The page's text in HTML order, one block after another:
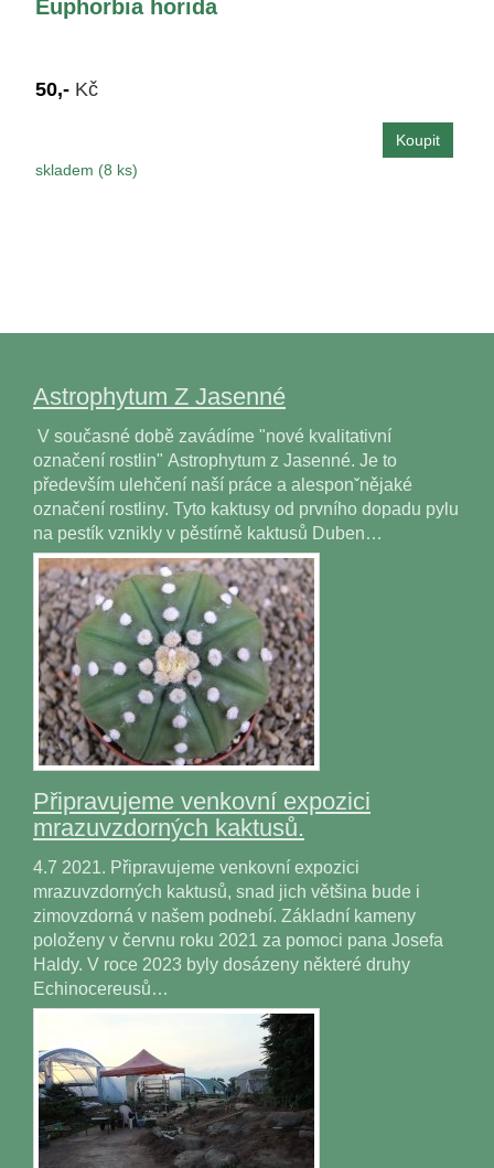
Euphorbia horida
50,- Kč
skladem (8 ks)
Astrophytum Z Jasenné
V současné době zavádíme "nové kvalitativní
označení rostlin" Astrophytum z Jasenné. Je to
především ulehčení naší práce a alesponˇnějaké
označení rostliny. Tyto kaktusy od prvního dopadu pylu
na pestík vznikly v pěstírně kaktusů Duben…
Připravujeme venkovní expozici
mrazuvzdorných kaktusů.
4.7 2021. Připravujeme venkovní expozici
mrazuvzdorných kaktusů, snad jich většina bude i
zimovzdorná v našem podnebí. Základní kameny
položeny v červnu roku 2021 za pomoci pana Josefa
Haldy. V roce 2023 byly dosázeny některé druhy
Echinocereusů…